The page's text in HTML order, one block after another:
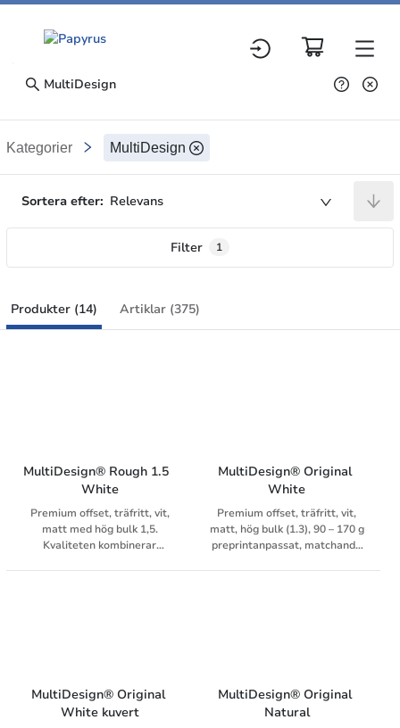
Search results
Produkter
Kategorier MultiDesign
Sortera efter: Relevans
Filter 1
Produkter (14) Artiklar (375)
MultiDesign® Rough 1.5
White
Premium offset, träfritt, vit,
matt med hög bulk 1,5.
Kvaliteten kombinerar
MultiDesign® Original
White
Premium offset, träfritt, vit,
matt, hög bulk (1.3), 90 – 170 g
preprintanpassat, matchande
MultiDesign® Original
White kuvert
MultiDesign® Original
Natural